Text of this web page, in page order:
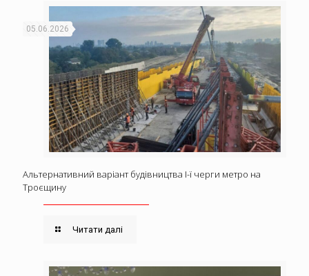
05.06.2026
Альтернативний варіант будівництва І-ї черги метро на
Троєщину
Читати далі